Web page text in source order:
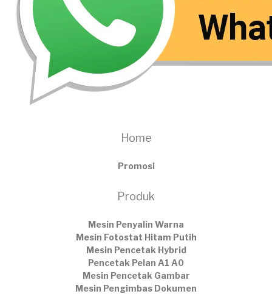
Home
Promosi
Produk
Mesin Penyalin Warna
Mesin Fotostat Hitam Putih
Mesin Pencetak Hybrid
Pencetak Pelan A1 A0
Mesin Pencetak Gambar
Mesin Pengimbas Dokumen